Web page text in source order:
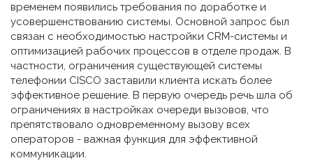
временем появились требования по доработке и
усовершенствованию системы. Основной запрос был
связан с необходимостью настройки CRM-системы и
оптимизацией рабочих процессов в отделе продаж. В
частности, ограничения существующей системы
телефонии CISCO заставили клиента искать более
эффективное решение. В первую очередь речь шла об
ограничениях в настройках очереди вызовов, что
препятствовало одновременному вызову всех
операторов - важная функция для эффективной
коммуникации.